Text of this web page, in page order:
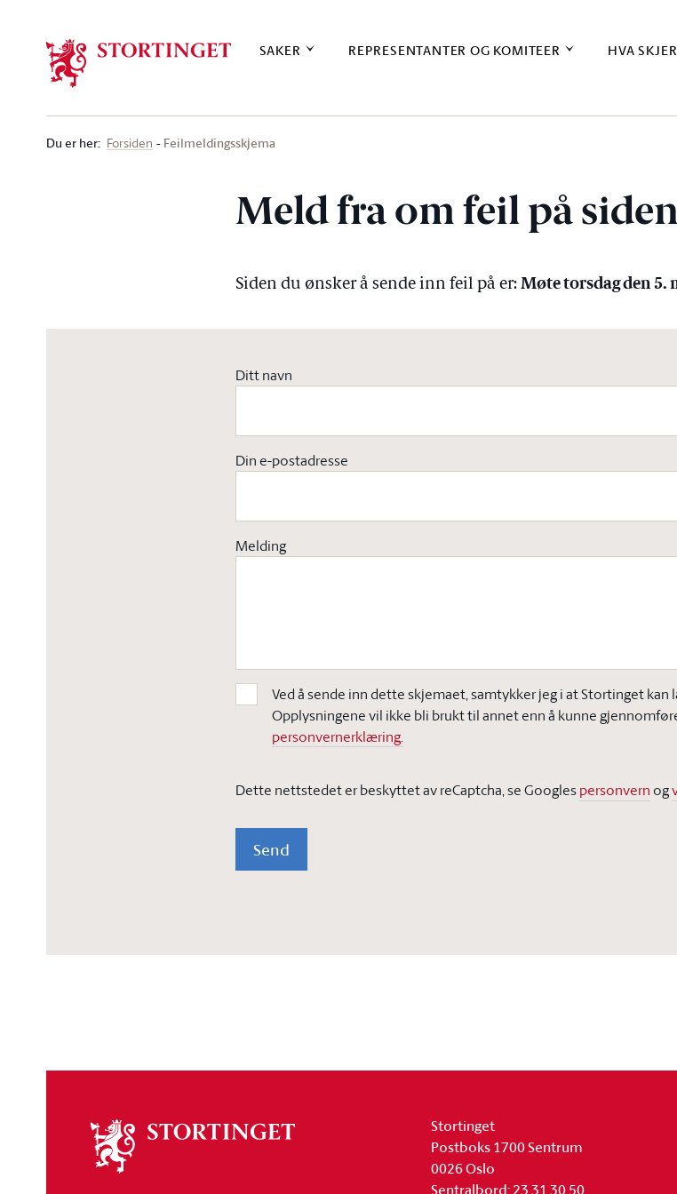
SAKER REPRESENTANTER OG KOMITEER HVA
Du er her: Forsiden Feilmeldingsskjema
Meld fra om feil på siden
Siden du ønsker å sende inn feil på er:Møte torsdag den 5.
Ditt navn
Din e-postadresse
Melding
Ved å sende inn dette skjemaet, samtykker jeg i at Stortinget
Opplysningene vil ikke bli brukt til annet enn å kunne
personvernerklæring.
Dette nettstedet er beskyttet av reCaptcha, se Googlespersonvern og
Send
stortinget
Stortinget
Postboks 1700 Sentrum
0026 Oslo
Sentralbord: 23 31 30 50